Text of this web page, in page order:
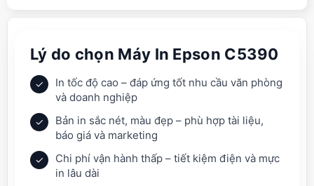
Hồ Đức Huy - (09xxxx8168) đã mua 1 tuần trước (01/08/2026)
Lý do chọn Máy In Epson C5390
✓
In tốc độ cao – đáp ứng tốt nhu cầu văn phòng
và doanh nghiệp
✓
Bản in sắc nét, màu đẹp – phù hợp tài liệu,
báo giá và marketing
✓
Chi phí vận hành thấp – tiết kiệm điện và mực
in lâu dài